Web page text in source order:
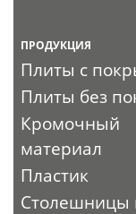
ПРОДУКЦИЯ
Плиты с
Плиты без
Кромочный
материал
Пластик
Столешницы